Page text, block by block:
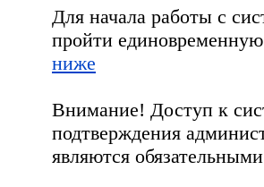
Для начала работы с
пройти
ниже
Внимание! Доступ к
подтверждения
являются